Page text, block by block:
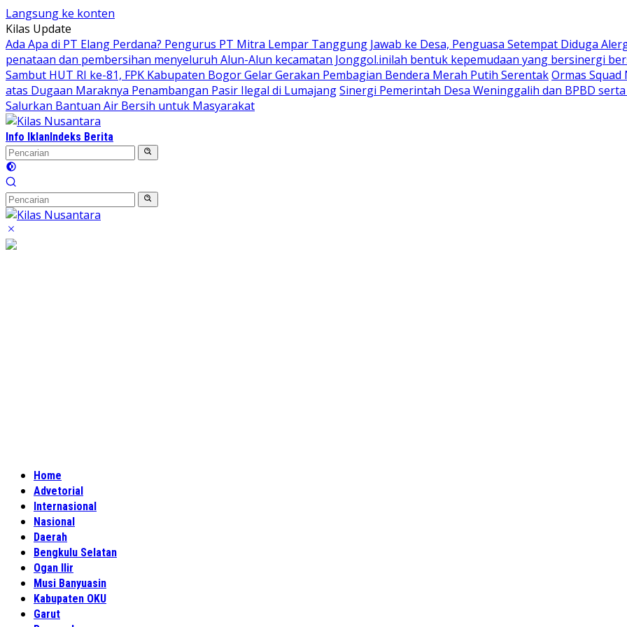
Langsung ke konten
Kilas Update
Ada Apa di PT Elang Perdana? Pengurus PT Mitra Lempar Tanggung Jawab ke Desa, Penguasa Setempat Diduga
penataan dan pembersihan menyeluruh Alun-Alun kecamatan Jonggol.inilah bentuk kepemudaan yang bersinergi
Sambut HUT RI ke-81, FPK Kabupaten Bogor Gelar Gerakan Pembagian Bendera Merah Putih SerentakOrmas
atas Dugaan Maraknya Penambangan Pasir Ilegal di LumajangSinergi Pemerintah Desa Weninggalih dan BPBD
Salurkan Bantuan Air Bersih untuk Masyarakat
Info IklanIndeks Berita
Home
Advetorial
Internasional
Nasional
Daerah
Bengkulu Selatan
Ogan Ilir
Musi Banyuasin
Kabupaten OKU
Garut